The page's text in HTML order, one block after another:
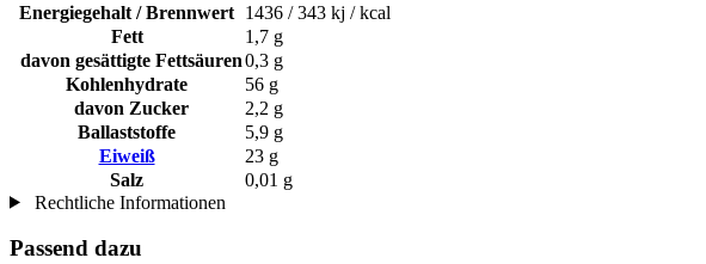
Energiegehalt / Brennwert 1436 / 343 kj / kcal
Fett
1,7 g
davon gesättigte Fettsäuren0,3 g
Kohlenhydrate
56 g
davon Zucker
2,2 g
Ballaststoffe
5,9 g
Eiweiß
23 g
Salz
0,01 g
Rechtliche Informationen
Passend dazu